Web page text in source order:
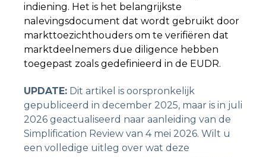
indiening. Het is het belangrijkste
nalevingsdocument dat wordt gebruikt door
markttoezichthouders om te verifiëren dat
marktdeelnemers due diligence hebben
toegepast zoals gedefinieerd in de EUDR.
UPDATE: Dit artikel is oorspronkelijk
gepubliceerd in december 2025, maar is in juli
2026 geactualiseerd naar aanleiding van de
Simplification Review van 4 mei 2026. Wilt u
een volledige uitleg over wat deze